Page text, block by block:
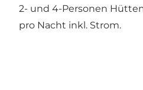
2- und 4-Personen
pro Nacht inkl. Strom.